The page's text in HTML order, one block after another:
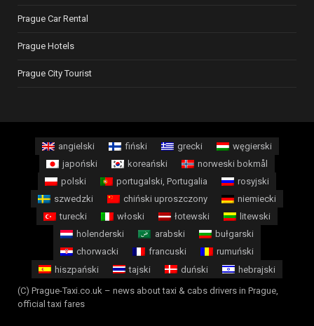
Prague Car Rental
Prague Hotels
Prague City Tourist
angielski fiński grecki
węgierski
japoński
koreański
norweski bokmål
polski
portugalski, Portugalia
rosyjski
szwedzki
chiński uproszczony
niemiecki
turecki
włoski łotewski
litewski
holenderski
arabski
bułgarski
chorwacki
francuski
rumuński
hiszpański
tajski duński
hebrajski
(C) Prague-Taxi.co.uk – news about taxi & cabs drivers in Prague,
official taxi fares